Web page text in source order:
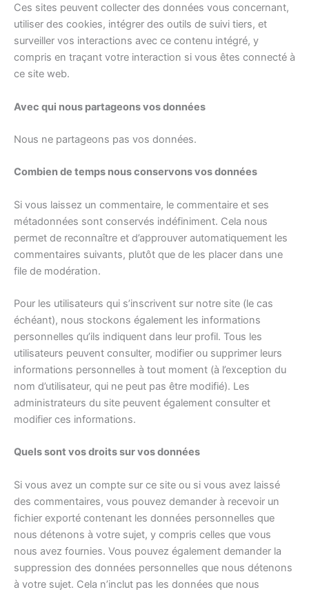
Ces sites peuvent collecter des données vous concernant,
utiliser des cookies, intégrer des outils de suivi tiers, et
surveiller vos interactions avec ce contenu intégré, y
compris en traçant votre interaction si vous êtes connecté à
ce site web.
Avec qui nous partageons vos données
Nous ne partageons pas vos données.
Combien de temps nous conservons vos données
Si vous laissez un commentaire, le commentaire et ses
métadonnées sont conservés indéfiniment. Cela nous
permet de reconnaître et d’approuver automatiquement les
commentaires suivants, plutôt que de les placer dans une
file de modération.
Pour les utilisateurs qui s’inscrivent sur notre site (le cas
échéant), nous stockons également les informations
personnelles qu’ils indiquent dans leur profil. Tous les
utilisateurs peuvent consulter, modifier ou supprimer leurs
informations personnelles à tout moment (à l’exception du
nom d’utilisateur, qui ne peut pas être modifié). Les
administrateurs du site peuvent également consulter et
modifier ces informations.
Quels sont vos droits sur vos données
Si vous avez un compte sur ce site ou si vous avez laissé
des commentaires, vous pouvez demander à recevoir un
fichier exporté contenant les données personnelles que
nous détenons à votre sujet, y compris celles que vous
nous avez fournies. Vous pouvez également demander la
suppression des données personnelles que nous détenons
à votre sujet. Cela n’inclut pas les données que nous